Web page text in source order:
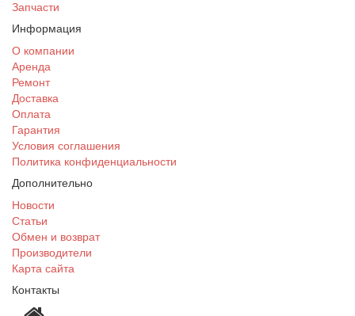
Запчасти
Информация
О компании
Аренда
Ремонт
Доставка
Оплата
Гарантия
Условия соглашения
Политика конфиденциальности
Дополнительно
Новости
Статьи
Обмен и возврат
Производители
Карта сайта
Контакты